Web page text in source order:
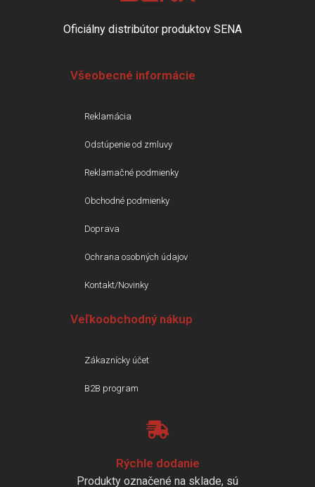
Oficiálny distribútor produktov SENA
Všeobecné informácie
Reklamácia
Odstúpenie od zmluvy
Reklamačné podmienky
Obchodné podmienky
Doprava
Ochrana osobných údajov
Kontakt/Novinky
Veľkoobchodný nákup
Zákaznícky účet
B2B program
Rýchle dodanie
Produkty označené na sklade, sú